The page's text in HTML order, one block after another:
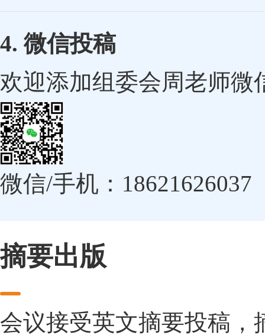
4. 微信投稿
欢迎添加组委会周老师微
微信/手机：18621626037
摘要出版
会议接受英文摘要投稿，